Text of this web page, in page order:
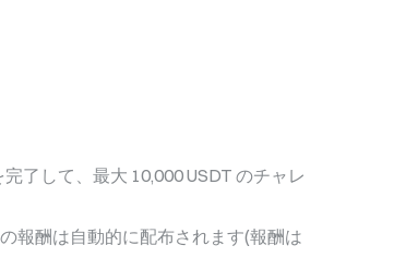
了して、最大 10,000 USDT のチャレ
報酬は自動的に配布されます(報酬は